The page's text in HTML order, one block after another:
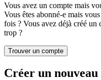
Vous avez un compte mais
Vous êtes abonné-e mais
fois ? Vous avez déjà créé un
trop ?
Créer un nouveau